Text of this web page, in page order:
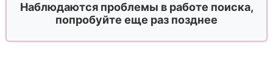
Наблюдаются проблемы в работе поиска,
попробуйте еще раз позднее